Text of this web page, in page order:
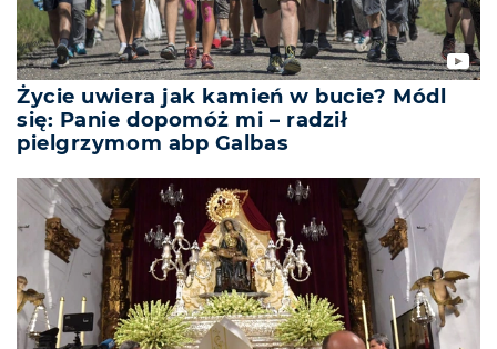
Życie uwiera jak kamień w bucie? Módl
się: Panie dopomóż mi – radził
pielgrzymom abp Galbas